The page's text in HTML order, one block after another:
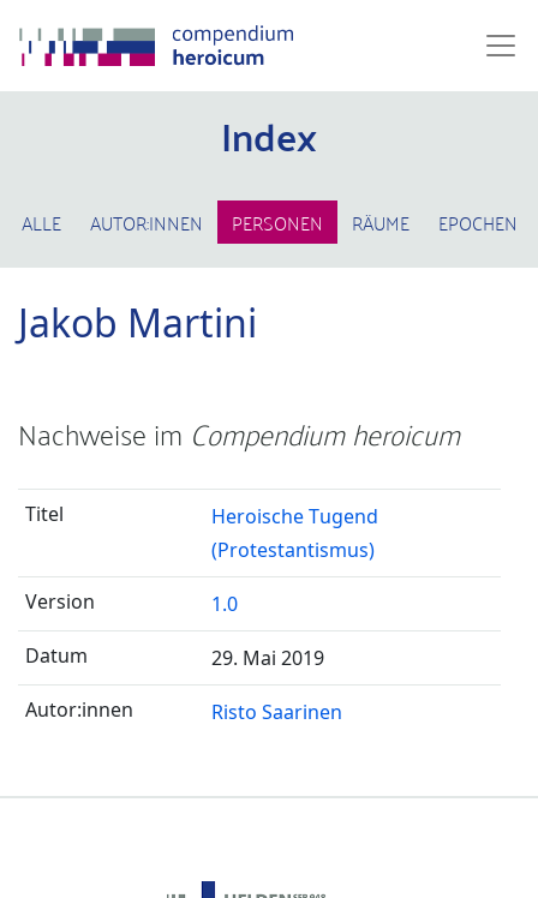
Index
ALLE AUTOR:INNEN PERSONEN RÄUME EPOCHEN
Jakob Martini
Nachweise im Compendium heroicum
Heroische Tugend
(Protestantismus)
1.0
29. Mai 2019
Risto Saarinen